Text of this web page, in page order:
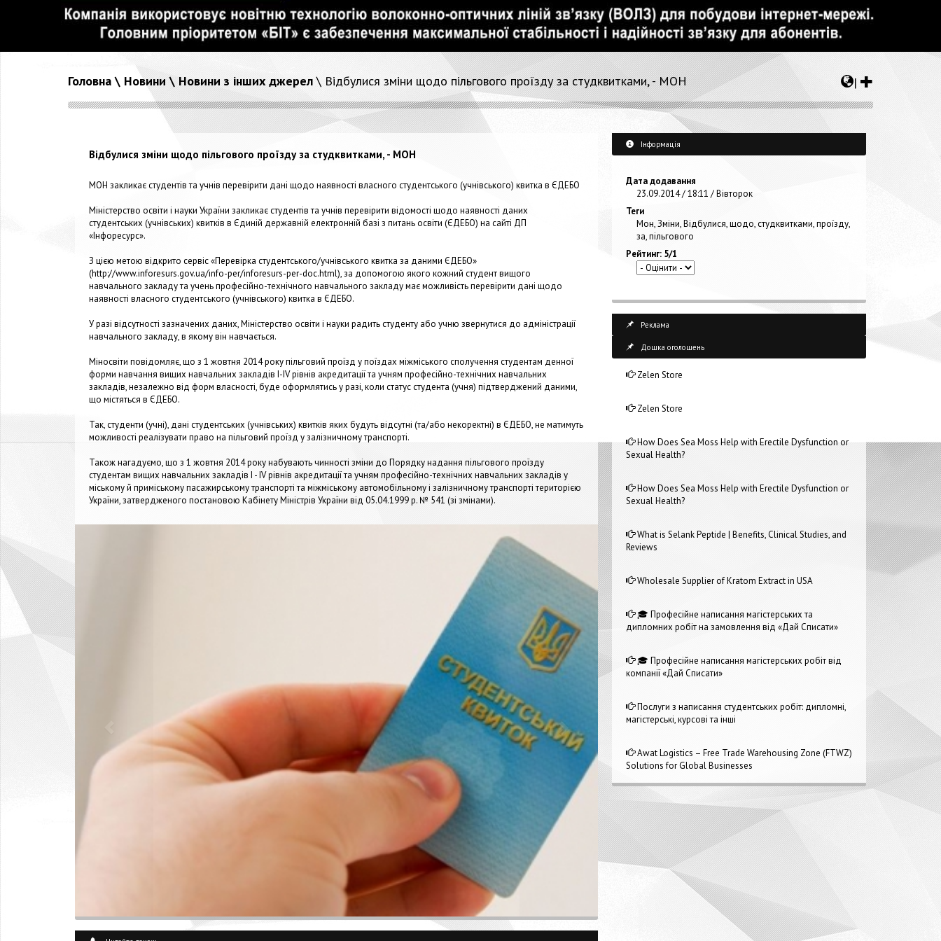
Головна\ Новини \ Новини з інших джерел\ Відбулися зміни щодо пільгового проїзду за студквитками, - МОН |
Відбулися зміни щодо пільгового проїзду за студквитками, - МОН
МОН закликає студентів та учнів перевірити дані щодо наявності власного студентського (учнівського) квитка в ЄДЕБО
Міністерство освіти і науки України закликає студентів та учнів перевірити відомості щодо наявності даних
студентських (учнівських) квитків в Єдиній державній електронній базі з питань освіти (ЄДЕБО) на сайті ДП
«Інфоресурс».
З цією метою відкрито сервіс «Перевірка студентського/учнівського квитка за даними ЄДЕБО»
(http://www.inforesurs.gov.ua/info-per/inforesurs-per-doc.html), за допомогою якого кожний студент вищого
навчального закладу та учень професійно-технічного навчального закладу має можливість перевірити дані щодо
наявності власного студентського (учнівського) квитка в ЄДЕБО.
У разі відсутності зазначених даних, Міністерство освіти і науки радить студенту або учню звернутися до адміністрації
навчального закладу, в якому він навчається.
Міносвіти повідомляє, що з 1 жовтня 2014 року пільговий проїзд у поїздах міжміського сполучення студентам денної
форми навчання вищих навчальних закладів I-IV рівнів акредитації та учням професійно-технічних навчальних
закладів, незалежно від форм власності, буде оформлятись у разі, коли статус студента (учня) підтверджений даними,
що містяться в ЄДЕБО.
Так, студенти (учні), дані студентських (учнівських) квитків яких будуть відсутні (та/або некоректні) в ЄДЕБО, не матимуть
можливості реалізувати право на пільговий проїзд у залізничному транспорті.
Також нагадуємо, що з 1 жовтня 2014 року набувають чинності зміни до Порядку надання пільгового проїзду
студентам вищих навчальних закладів I - IV рівнів акредитації та учням професійно-технічних навчальних закладів у
міському й приміському пасажирському транспорті та міжміському автомобільному і залізничному транспорті територією
України, затвердженого постановою Кабінету Міністрів України від 05.04.1999 р. № 541 (зі змінами).
Інформація
Дата додавання
23.09.2014 / 18:11 / Вівторок
Теги
Мон,Зміни,Відбулися,щодо,студквитками,проїзду,
за,пільгового
Рейтинг: 5/1
Реклама
Дошка оголошень
Zelen Store
Zelen Store
How Does Sea Moss Help with Erectile Dysfunction or
Sexual Health?
How Does Sea Moss Help with Erectile Dysfunction or
Sexual Health?
What is Selank Peptide | Benefits, Clinical Studies, and
Reviews
Wholesale Supplier of Kratom Extract in USA
🎓 Професійне написання магістерських та
дипломних робіт на замовлення від «Дай Списати»
🎓 Професійне написання магістерських робіт від
компанії «Дай Списати»
Послуги з написання студентських робіт: дипломні,
магістерські, курсові та інші
Awat Logistics – Free Trade Warehousing Zone (FTWZ)
Solutions for Global Businesses